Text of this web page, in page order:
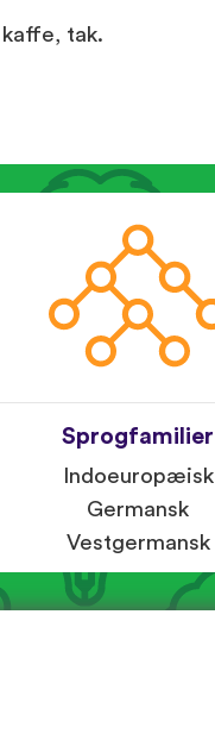
tak.
Sprogfamilier
Indoeuropæisk
Germansk
Vestgermansk